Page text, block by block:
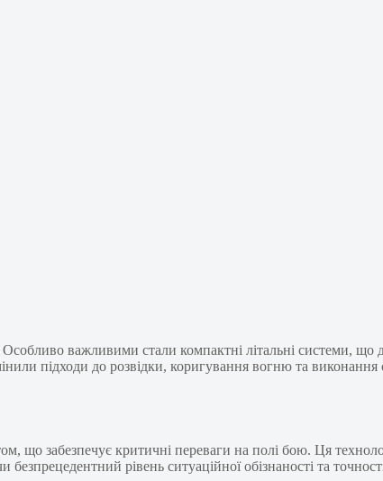
Особливо важливими стали компактні літальні системи,
підходи до розвідки, коригування вогню та
що забезпечує критичні переваги на полі бою. Ця
рівень ситуаційної обізнаності та